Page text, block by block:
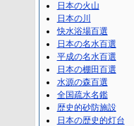
日本の火山
日本の川
快水浴場百選
日本の名水百選
平成の名水百選
日本の棚田百選
水源の森百選
全国疏水名鑑
歴史的砂防施設
日本の歴史的灯台